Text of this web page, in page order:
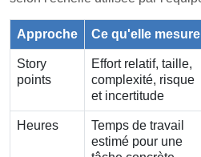
Approche Ce qu'elle mesure
Story
points
Effort relatif, taille,
complexité, risque
et incertitude
Heures
Temps de travail
estimé pour une